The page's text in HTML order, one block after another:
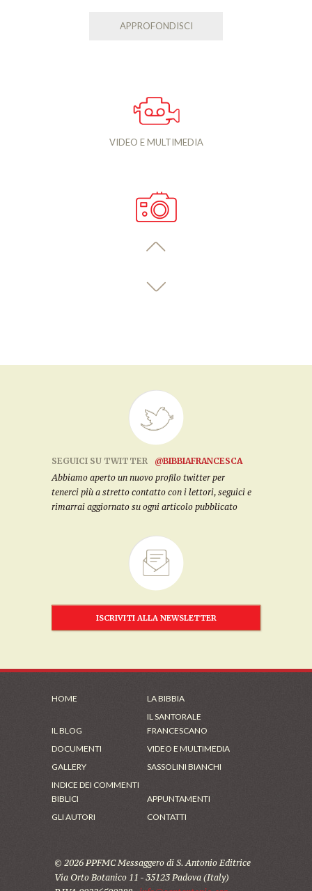
APPROFONDISCI
VIDEO E MULTIMEDIA
SEGUICI SU TWITTER
@BIBBIAFRANCESCA
Abbiamo aperto un nuovo profilo twitter per
tenerci più a stretto contatto con i lettori, seguici e
rimarrai aggiornato su ogni articolo pubblicato
ISCRIVITI ALLA NEWSLETTER
HOME LA BIBBIA
IL BLOG
IL SANTORALE
FRANCESCANO
DOCUMENTI
VIDEO E MULTIMEDIA
GALLERY
SASSOLINI BIANCHI
INDICE DEI COMMENTI
BIBLICI
APPUNTAMENTI
GLI AUTORI
CONTATTI
© 2026 PPFMC Messaggero di S. Antonio Editrice
Via Orto Botanico 11 - 35123 Padova (Italy)